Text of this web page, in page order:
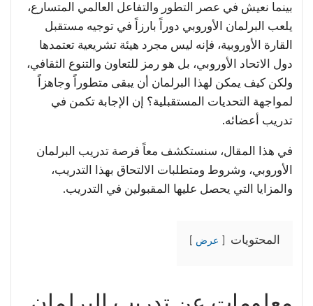
بينما نعيش في عصر التطور والتفاعل العالمي المتسارع،
يلعب البرلمان الأوروبي دوراً بارزاً في توجيه مستقبل
القارة الأوروبية، فإنه ليس مجرد هيئة تشريعية تعتمدها
دول الاتحاد الأوروبي، بل هو رمز للتعاون والتنوع الثقافي،
ولكن كيف يمكن لهذا البرلمان أن يبقى متطوراً وجاهزاً
لمواجهة التحديات المستقبلية؟ إن الإجابة تكمن في
تدريب أعضائه.
في هذا المقال، سنستكشف معاً فرصة تدريب البرلمان
الأوروبي، وشروط ومتطلبات الالتحاق بهذا التدريب،
والمزايا التي يحصل عليها المقبولين في التدريب.
المحتويات عرض